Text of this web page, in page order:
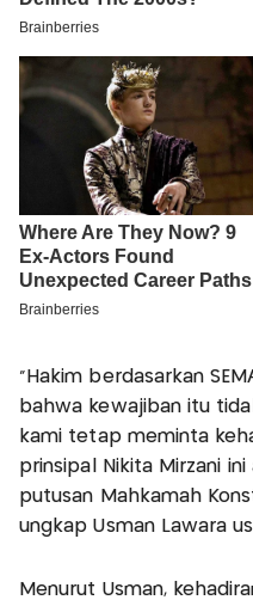
"Hakim berdasarkan
bahwa kewajiban itu
kami tetap meminta
prinsipal Nikita Mirzani
putusan Mahkamah
ungkap Usman Lawara
Menurut Usman,